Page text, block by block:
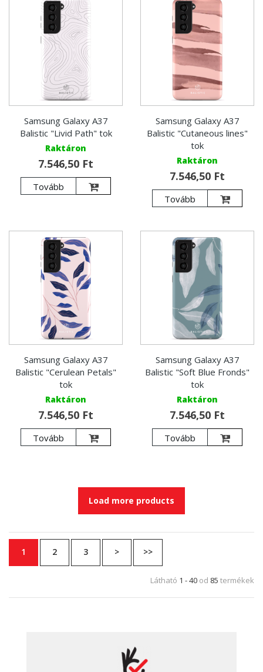
Samsung Galaxy A37
Balistic "Livid Path" tok
Raktáron
7.546,50 Ft
Tovább
Samsung Galaxy A37
Balistic "Cutaneous lines"
tok
Raktáron
7.546,50 Ft
Tovább
Samsung Galaxy A37
Balistic "Cerulean Petals"
tok
Raktáron
7.546,50 Ft
Tovább
Samsung Galaxy A37
Balistic "Soft Blue Fronds"
tok
Raktáron
7.546,50 Ft
Tovább
Load more products
1 2 3 > >>
Látható 1 - 40 od 85 termékek